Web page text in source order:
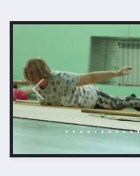
Назад